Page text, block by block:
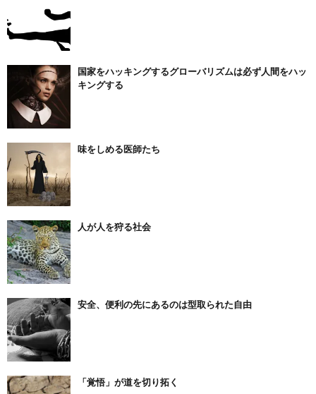
国家をハッキングするグローバリズムは必ず人間をハッ
キングする
味をしめる医師たち
人が人を狩る社会
安全、便利の先にあるのは型取られた自由
「覚悟」が道を切り拓く